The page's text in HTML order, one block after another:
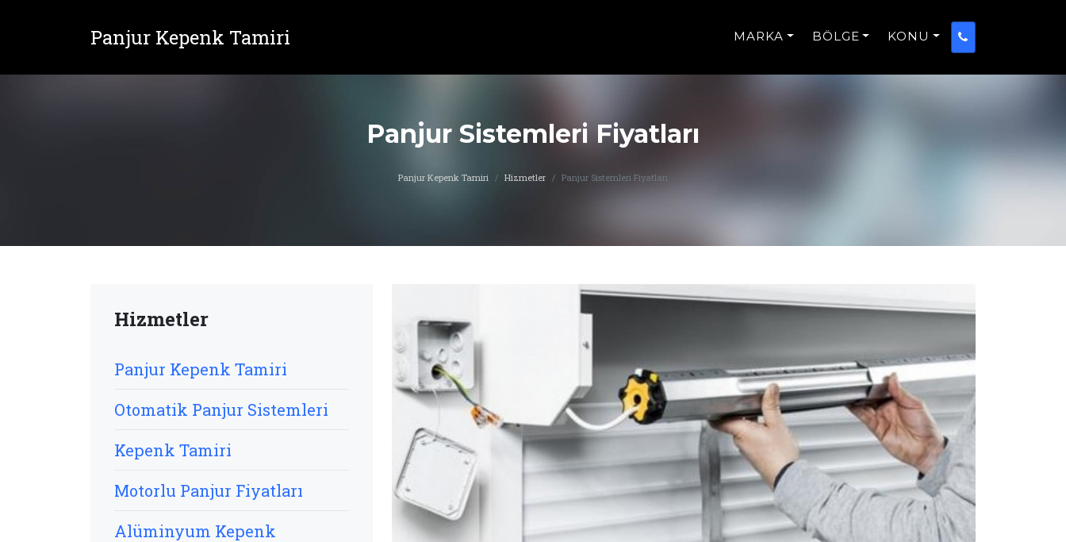
Panjur Kepenk Tamiri MARKA BÖLGE KONU
Panjur Sistemleri Fiyatları
Panjur Kepenk Tamiri Hizmetler Panjur Sistemleri Fiyatları
Hizmetler
Panjur Kepenk Tamiri
Otomatik Panjur Sistemleri
Kepenk Tamiri
Motorlu Panjur Fiyatları
Alüminyum Kepenk